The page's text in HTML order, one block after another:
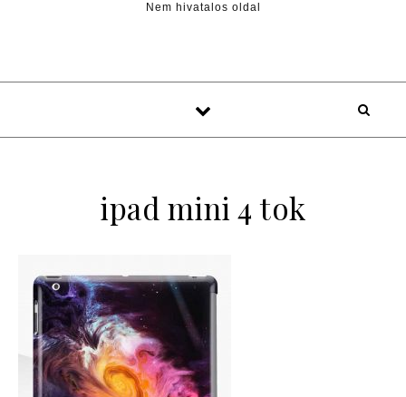
Nem hivatalos oldal
ipad mini 4 tok